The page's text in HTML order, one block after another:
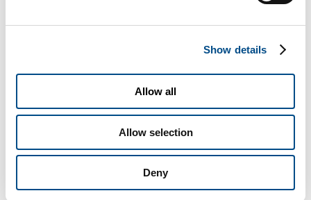
Show details
Allow all
Allow selection
Deny
Allattamento al seno, interviene anche il Governo
Allattamento al seno? Per OMS e UNICEF è un diritto [...]
Febbraio 10th, 2017 | Eventi
Continua a leggere